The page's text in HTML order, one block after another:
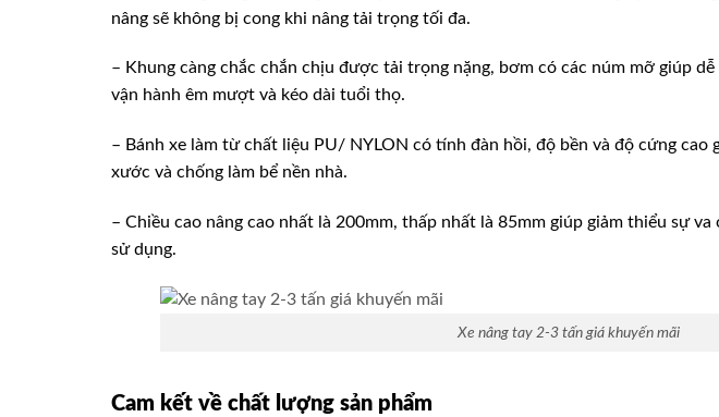
nâng sẽ không bị cong khi nâng tải trọng tối đa.
– Khung càng chắc chắn chịu được tải trọng nặng, bơm có các núm mỡ giúp
vận hành êm mượt và kéo dài tuổi thọ.
– Bánh xe làm từ chất liệu PU/ NYLON có tính đàn hồi, độ bền và độ cứng cao
xước và chống làm bể nền nhà.
– Chiều cao nâng cao nhất là 200mm, thấp nhất là 85mm giúp giảm thiểu sự
sử dụng.
Xe nâng tay 2-3 tấn giá khuyến mãi
Cam kết về chất lượng sản phẩm